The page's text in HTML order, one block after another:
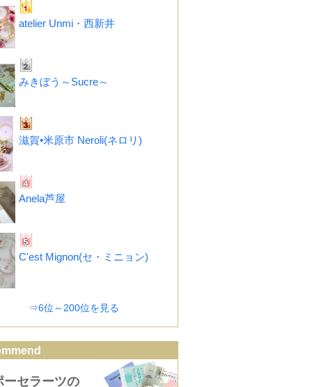
atelier Unmi・西新井
みきぼう～Sucre～
滋賀•米原市 Neroli(ネロリ)
Anela芦屋
C'est Mignon(セ・ミニョン)
⇒6位～200位を見る
ーセラーツの